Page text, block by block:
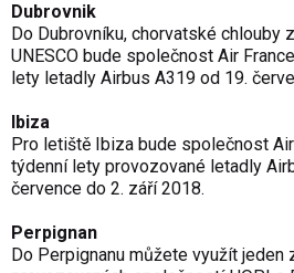
Dubrovnik
Do Dubrovníku, chorvatské chlouby
UNESCO bude společnost Air
lety letadly Airbus A319 od 19.
Ibiza
Pro letiště Ibiza bude společnost
týdenní lety provozované letadly
července do 2. září 2018.
Perpignan
Do Perpignanu můžete využít jeden